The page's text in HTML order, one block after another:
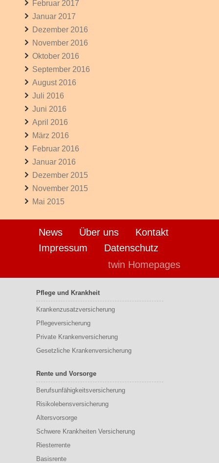
Februar 2017
Januar 2017
Dezember 2016
November 2016
Oktober 2016
September 2016
August 2016
Juli 2016
Juni 2016
April 2016
März 2016
Februar 2016
Januar 2016
Dezember 2015
November 2015
Mai 2015
News Über uns
Kontakt
Impressum
Datenschutz
twin Homepages
Pflege und Krankheit
Krankenzusatzversicherung
Pflegeversicherung
Private Krankenversicherung
Gesetzliche Krankenversicherung
Rente und Vorsorge
Berufs­unfähigkeitsversicherung
Risikolebensversicherung
Altersvorsorge
Schwere Krankheiten Versicherung
Riesterrente
Basisrente